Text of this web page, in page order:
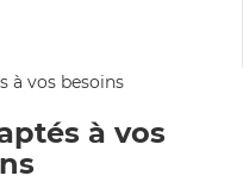
à vos